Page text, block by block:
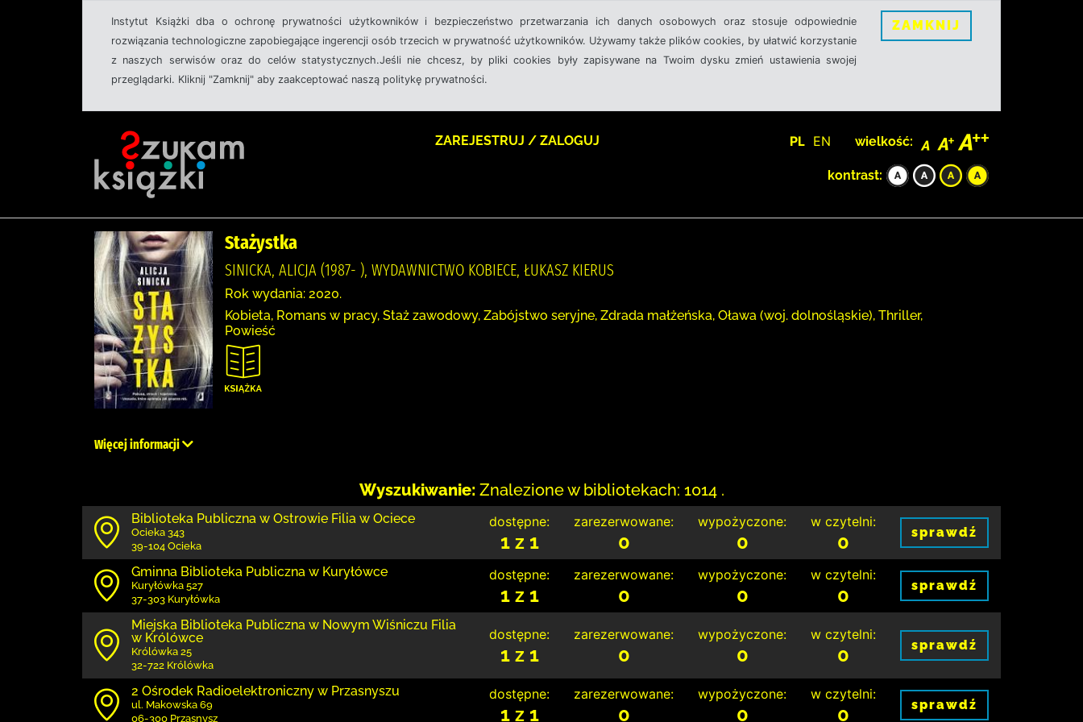
Instytut Książki dba o ochronę prywatności użytkowników i bezpieczeństwo przetwarzania ich danych osobowych oraz stosuje odpowiednie
rozwiązania technologiczne zapobiegające ingerencji osób trzecich w prywatność użytkowników. Używamy także plików cookies, by ułatwić korzystanie
z naszych serwisów oraz do celów statystycznych.Jeśli nie chcesz, by pliki cookies były zapisywane na Twoim dysku zmień ustawienia swojej
przeglądarki. Kliknij "Zamknij" aby zaakceptować naszą politykę prywatności.
ZAMKNIJ
ZAREJESTRUJ / ZALOGUJ PL EN wielkość:
kontrast:
Stażystka
SINICKA, ALICJA (1987- ), WYDAWNICTWO KOBIECE, ŁUKASZ KIERUS
Rok wydania: 2020.
Kobieta, Romans w pracy, Staż zawodowy, Zabójstwo seryjne, Zdrada małżeńska, Oława (woj. dolnośląskie), Thriller,
Powieść
Więcej informacji
Wyszukiwanie: Znalezione w bibliotekach: 1014 .
Biblioteka Publiczna w Ostrowie Filia w Ociece
Ocieka 343
39-104 Ocieka
dostępne:
1 z 1
zarezerwowane:
0
wypożyczone:
0
w czytelni:
0 sprawdź
Gminna Biblioteka Publiczna w Kuryłówce
Kuryłówka 527
37-303 Kuryłówka
dostępne:
1 z 1
zarezerwowane:
0
wypożyczone:
0
w czytelni:
0 sprawdź
Miejska Biblioteka Publiczna w Nowym Wiśniczu Filia
w Królówce
Królówka 25
32-722 Królówka
dostępne:
1 z 1
zarezerwowane:
0
wypożyczone:
0
w czytelni:
0 sprawdź
2 Ośrodek Radioelektroniczny w Przasnyszu
ul. Makowska 69
06-300 Przasnysz
dostępne:
1 z 1
zarezerwowane:
0
wypożyczone:
0
w czytelni:
0 sprawdź